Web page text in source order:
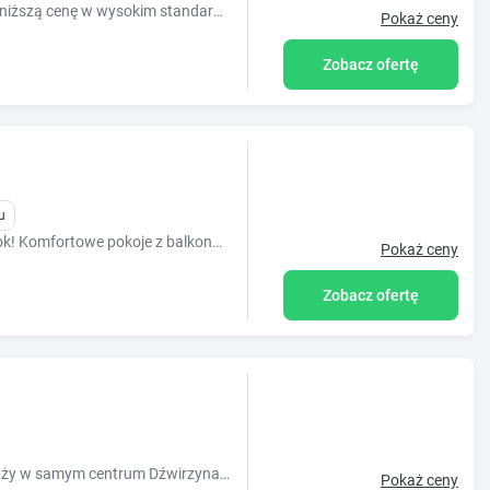
Noclegi w Kołobrzegu gwarantujemy najniższą cenę w wysokim standardzie. Wynajem apartamentów 2-pokojowych w najlepszej lokalizacji. Pokaż ceny
Zobacz ofertę
Zapraszamy do Kołobrzegu przez cały rok! Komfortowe pokoje z balkonami i łazienkami, parking, wifi Pokaż ceny
Zobacz ofertę
Wyjątkowe komfortowe pokoje blisko plaży w samym centrum Dźwirzyna zaprasza do spędzenia atrakcyjnych wakacji. Pokaż ceny